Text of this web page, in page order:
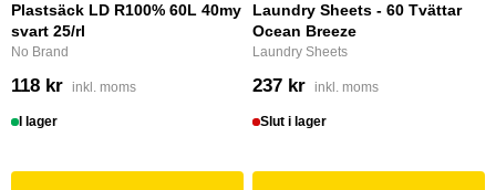
Plastsäck LD R100% 60L 40my
svart 25/rl
No Brand
118 kr inkl. moms
I lager
Laundry Sheets - 60 Tvättar
Ocean Breeze
Laundry Sheets
237 kr inkl. moms
Slut i lager